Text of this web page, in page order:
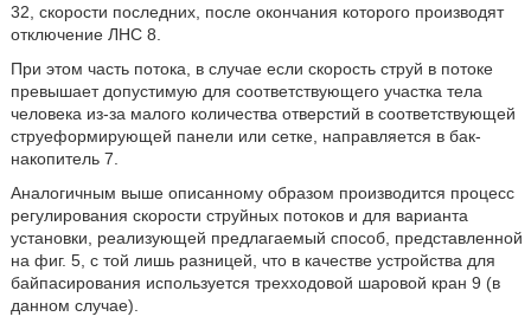
32, скорости последних, после окончания которого производят
отключение ЛНС 8.
При этом часть потока, в случае если скорость струй в потоке
превышает допустимую для соответствующего участка тела
человека из-за малого количества отверстий в соответствующей
струеформирующей панели или сетке, направляется в бак-
накопитель 7.
Аналогичным выше описанному образом производится процесс
регулирования скорости струйных потоков и для варианта
установки, реализующей предлагаемый способ, представленной
на фиг. 5, с той лишь разницей, что в качестве устройства для
байпасирования используется трехходовой шаровой кран 9 (в
данном случае).